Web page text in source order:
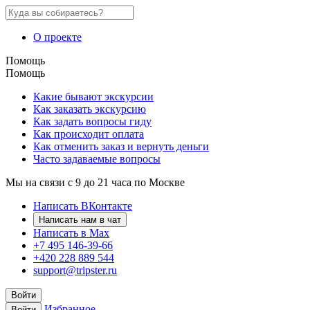
О проекте
Помощь
Помощь
Какие бывают экскурсии
Как заказать экскурсию
Как задать вопросы гиду
Как происходит оплата
Как отменить заказ и вернуть деньги
Часто задаваемые вопросы
Мы на связи с 9 до 21 часа по Москве
Написать ВКонтакте
Написать нам в чат
Написать в Max
+7 495 146-39-66
+420 228 889 544
support@tripster.ru
Войти